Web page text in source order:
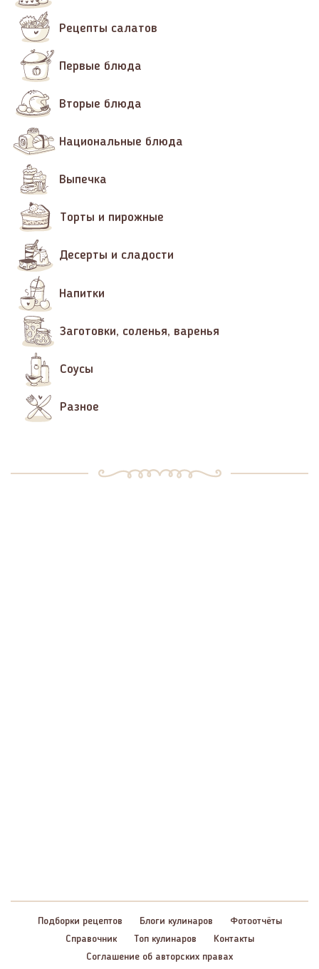
Рецепты салатов
Первые блюда
Вторые блюда
Национальные блюда
Выпечка
Торты и пирожные
Десерты и сладости
Напитки
Заготовки, соленья, варенья
Соусы
Разное
Подборки рецептов Блоги кулинаров
Фотоотчёты
Справочник
Топ кулинаров
Контакты
Соглашение об авторских правах